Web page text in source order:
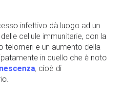
infettivo dà luogo ad un
cellule immunitarie, con la
telomeri e un aumento della
in quello che è noto
, cioè di